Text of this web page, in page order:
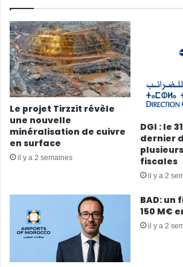
Le projet Tirzzit révèle
une nouvelle
minéralisation de cuivre
en surface
il y a 2 semaines
DGI : le
dernier
fiscales
il y a 2
BAD: un
150 M€
il y a 2